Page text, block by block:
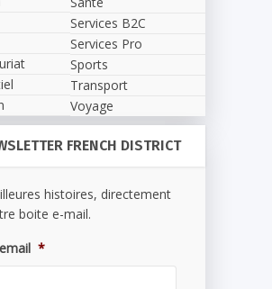
Services B2C
Services Pro
Sports
Transport
Voyage
FRENCH DISTRICT
histoires, directement
boite e-mail.
*